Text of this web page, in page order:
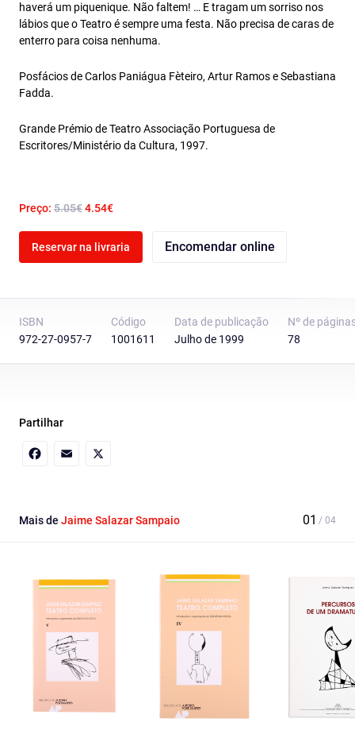
haverá um piquenique. Não faltem! … E tragam um sorriso nos
lábios que o Teatro é sempre uma festa. Não precisa de caras de
enterro para coisa nenhuma.
Posfácios de Carlos Paniágua Fèteiro, Artur Ramos e Sebastiana
Fadda.
Grande Prémio de Teatro Associação Portuguesa de
Escritores/Ministério da Cultura, 1997.
Preço: 5.05€4.54€
Reservar na livraria Encomendar online
ISBN
972-27-0957-7
Código
1001611
Data de publicação
Julho de 1999
Nº de
78
Partilhar
Mais de Jaime Salazar Sampaio